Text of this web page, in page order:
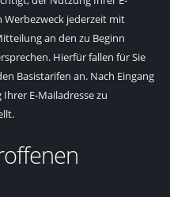
Werbezweck jederzeit mit
an den zu Beginn
Hierfür fallen für Sie
Basistarifen an. Nach Eingang
E-Mailadresse zu